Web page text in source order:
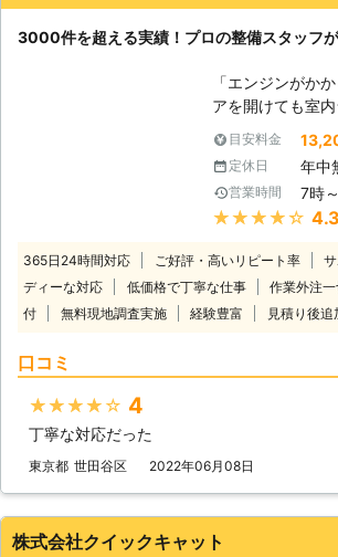
3000件を超える実績！プロの整備スタッフが
「エンジンがか
アを開けても室
バッテリーが上
のような症状があら
は動いていた車
は大変困ります
パニックにもなり
たらいいのか判断
す。 そんな時には、日本救急サービ
ス(株)までご連絡
うえで、バッテ
開始いたします。
料金は発生しま
い。 出張無料となります。お気軽に
お問い合わせ下さ
目安料金
定休日 年中
営業時間 7時
★★★★★ 4.3
365日24時間対応 ご好評・高いリピート率
ディーな対応
低価格で丁寧な仕事 作業外注一
付
無料現地調査実施 経験豊富 見積り後追
口コミ
★★★★★ 4
丁寧な対応だった
東京都 世田谷区 2022年06月08日
株式会社クイックキャット